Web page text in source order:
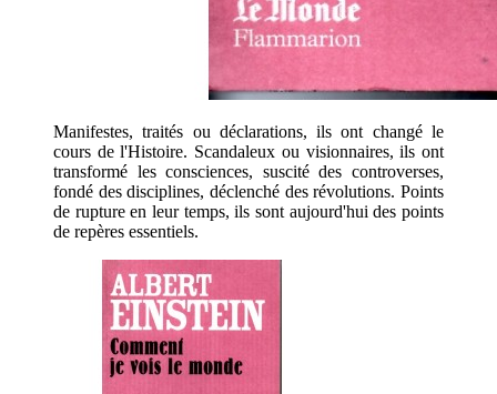
Manifestes, traités ou déclarations, ils ont changé le
cours de l'Histoire. Scandaleux ou visionnaires, ils ont
transformé les consciences, suscité des controverses,
fondé des disciplines, déclenché des révolutions. Points
de rupture en leur temps, ils sont aujourd'hui des points
de repères essentiels.